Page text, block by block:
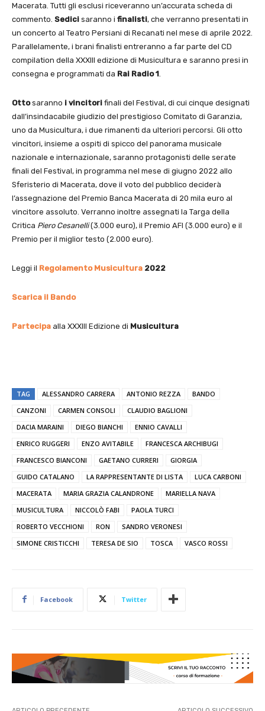
Macerata. Tutti gli esclusi riceveranno un’accurata scheda di
commento. Sedici saranno i finalisti, che verranno presentati in
un concerto al Teatro Persiani di Recanati nel mese di aprile 2022.
Parallelamente, i brani finalisti entreranno a far parte del CD
compilation della XXXIII edizione di Musicultura e saranno presi in
consegna e programmati da Rai Radio 1
Ottosaranno i vincitori finali del Festival, di cui cinque designati
dall’insindacabile giudizio del prestigioso Comitato di Garanzia,
uno da Musicultura, i due rimanenti da ulteriori percorsi. Gli otto
vincitori, insieme a ospiti di spicco del panorama musicale
nazionale e internazionale, saranno protagonisti delle serate
finali del Festival, in programma nel mese di giugno 2022 allo
Sferisterio di Macerata, dove il voto del pubblico deciderà
l’assegnazione del Premio Banca Macerata di 20 mila euro al
vincitore assoluto. Verranno inoltre assegnati la Targa della
Critica Piero Cesanelli(3.000 euro), il Premio AFI (3.000 euro) e il
Premio per il miglior testo (2.000 euro).
Leggi il Regolamento Musicultura 2022
Scarica il Bando
Partecipa alla XXXIII Edizione di Musicultura
TAG ALESSANDRO CARRERA ANTONIO REZZA
BANDO
CANZONI
CARMEN CONSOLI
CLAUDIO BAGLIONI
DACIA MARAINI
DIEGO BIANCHI
ENNIO CAVALLI
ENRICO RUGGERI
ENZO AVITABILE
FRANCESCA ARCHIBUGI
FRANCESCO BIANCONI
GAETANO CURRERI
GIORGIA
GUIDO CATALANO
LA RAPPRESENTANTE DI LISTA
LUCA CARBONI
MACERATA
MARIA GRAZIA CALANDRONE
MARIELLA NAVA
MUSICULTURA
NICCOLÒ FABI
PAOLA TURCI
ROBERTO VECCHIONI
RON
SANDRO VERONESI
SIMONE CRISTICCHI
TERESA DE SIO TOSCA VASCO ROSSI
Facebook Twitter